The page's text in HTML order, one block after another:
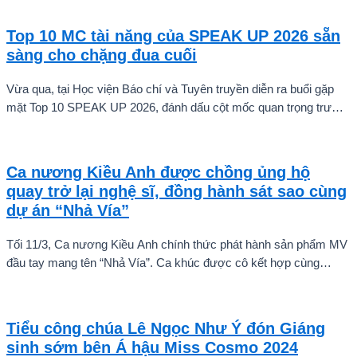
Top 10 MC tài năng của SPEAK UP 2026 sẵn
sàng cho chặng đua cuối
Vừa qua, tại Học viện Báo chí và Tuyên truyền diễn ra buổi gặp
mặt Top 10 SPEAK UP 2026, đánh dấu cột mốc quan trọng trước
Ca nương Kiều Anh được chồng ủng hộ
quay trở lại nghệ sĩ, đồng hành sát sao cùng
dự án “Nhả Vía”
Tối 11/3, Ca nương Kiều Anh chính thức phát hành sản phẩm MV
đầu tay mang tên “Nhả Vía”. Ca khúc được cô kết hợp cùng
Ngọc Thanh Tâm và Phùng Khánh Linh.
Tiểu công chúa Lê Ngọc Như Ý đón Giáng
sinh sớm bên Á hậu Miss Cosmo 2024